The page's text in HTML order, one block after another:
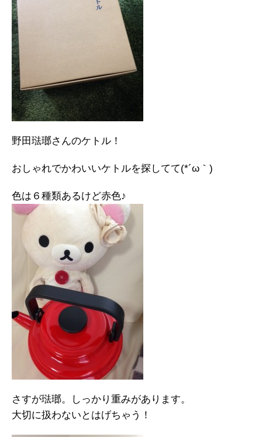
野田琺瑯さんのケトル！
おしゃれでかわいいケトルを探してて(*´ω｀)
色は６種類あるけど赤色♪
さすが琺瑯。しっかり重みがあります。
大切に扱わないとはげちゃう！